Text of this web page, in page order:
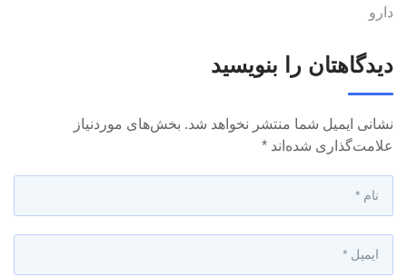
دارو
دیدگاهتان را بنویسید
نشانی ایمیل شما منتشر نخواهد شد. بخش‌های موردنیاز
علامت‌گذاری شده‌اند *